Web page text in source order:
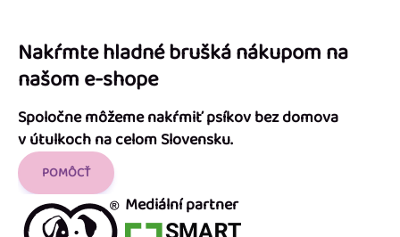
Nakŕmte hladné brušká nákupom na
našom e-shope
Spoločne môžeme nakŕmiť psíkov bez domova
v útulkoch na celom Slovensku.
POMÔCŤ
Mediální partner